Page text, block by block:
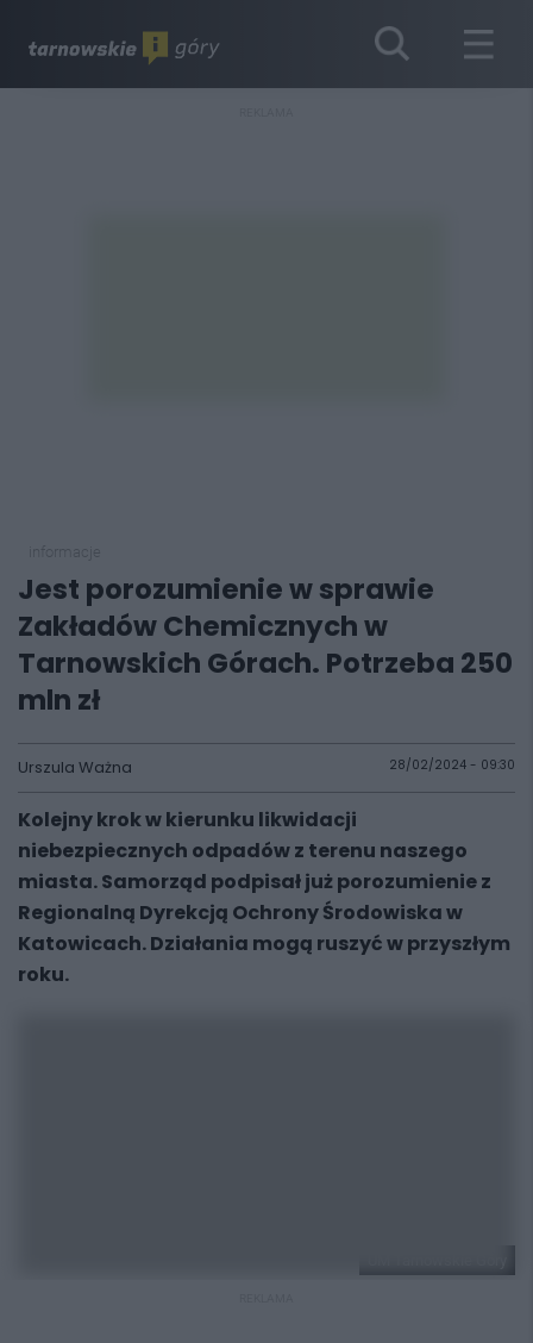
Jest porozumienie w sprawie
Zakładów Chemicznych w
Tarnowskich Górach. Potrzeba 250
mln zł
Urszula Ważna 28/02/2024 - 09:30
Kolejny krok w kierunku likwidacji
niebezpiecznych odpadów z terenu naszego
miasta. Samorząd podpisał już porozumienie z
Regionalną Dyrekcją Ochrony Środowiska w
Katowicach. Działania mogą ruszyć w przyszłym
roku.